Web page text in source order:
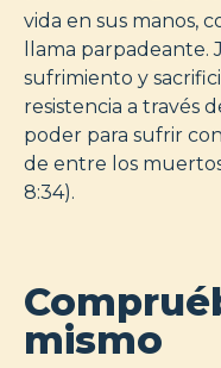
vida en sus manos,
llama parpadeante.
sufrimiento y
resistencia a través
poder para sufrir
de entre los
8:34).
mismo